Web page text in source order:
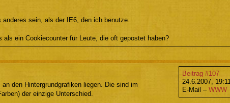
sein, als der IE6, den ich benutze.
ein Cookiecounter für Leute, die oft gepostet haben?
Beitrag #107
24.6.2007, 19:11
E-Mail – WWW
den Hintergrundgrafiken liegen. Die sind im
der einzige Unterschied.